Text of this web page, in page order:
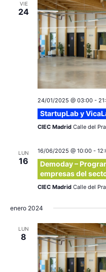
VIE
24
24/01/2025 @ 03:00-
StartupLab y
CIEC Madrid Calle del
LUN
16
16/06/2025 @ 10:00-
Demoday –
empresas del
CIEC Madrid Calle del
enero 2024
LUN
8